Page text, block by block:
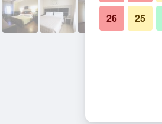
25
26